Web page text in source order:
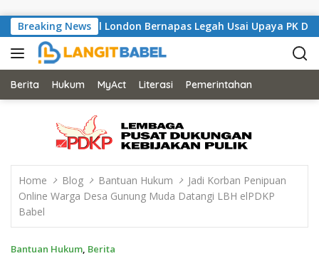
Breaking News
Musisi Asal London Bernapas Legah Usai Upaya PK
Berita Hukum MyAct Literasi Pemerintahan
Home Blog Bantuan Hukum
Jadi Korban Penipuan
Online Warga Desa Gunung Muda Datangi LBH elPDKP
Babel
Bantuan Hukum, Berita